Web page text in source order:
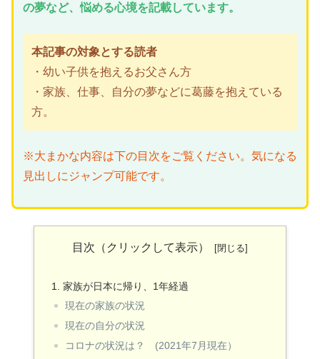
の夢など、悩める心境を記載しています。
本記事の対象とする読者
・幼い子供を抱えるお父さん方
・家族、仕事、自分の夢などに葛藤を抱えている
方。
※大まかな内容は下の目次をご覧ください。気になる
見出しにジャンプ可能です。
目次（クリックして表示）
家族が日本に帰り、1年経過
現在の家族の状況
現在の自分の状況
コロナの状況は？ (2021年7月現在）